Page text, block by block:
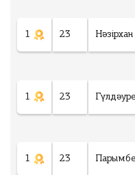
1 23
1 23
1 23